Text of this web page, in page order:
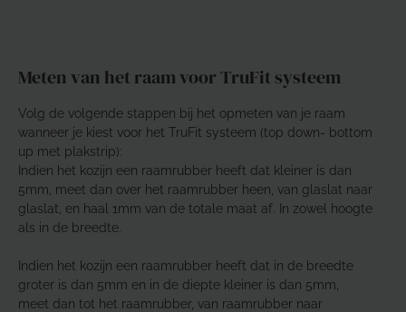
Meten van het raam voor TruFit systeem
Volg de volgende stappen bij het opmeten van je raam
wanneer je kiest voor het TruFit systeem (top down- bottom
up met plakstrip):
Indien het kozijn een raamrubber heeft dat kleiner is dan
5mm, meet dan over het raamrubber heen, van glaslat naar
glaslat, en haal 1mm van de totale maat af. In zowel hoogte
als in de breedte.
Indien het kozijn een raamrubber heeft dat in de breedte
groter is dan 5mm en in de diepte kleiner is dan 5mm,
meet dan tot het raamrubber, van raamrubber naar